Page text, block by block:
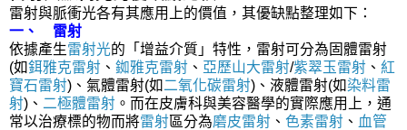
雷射與脈衝光各有其應用上的價值，其優缺點整理如下：
一、 雷射
依據產生雷射光的「增益介質」特性，雷射可分為固體雷射
(如鉺雅克雷射 、 銣雅克雷射 、 亞歷山大雷射/紫翠玉雷射 、 紅
寶石雷射)、氣體雷射(如二氧化碳雷射)、液體雷射(如染料雷
射)、 二極體雷射 。而在皮膚科與美容醫學的實際應用上，通
常以治療標的物而將雷射區分為磨皮雷射 、 色素雷射 、 血管